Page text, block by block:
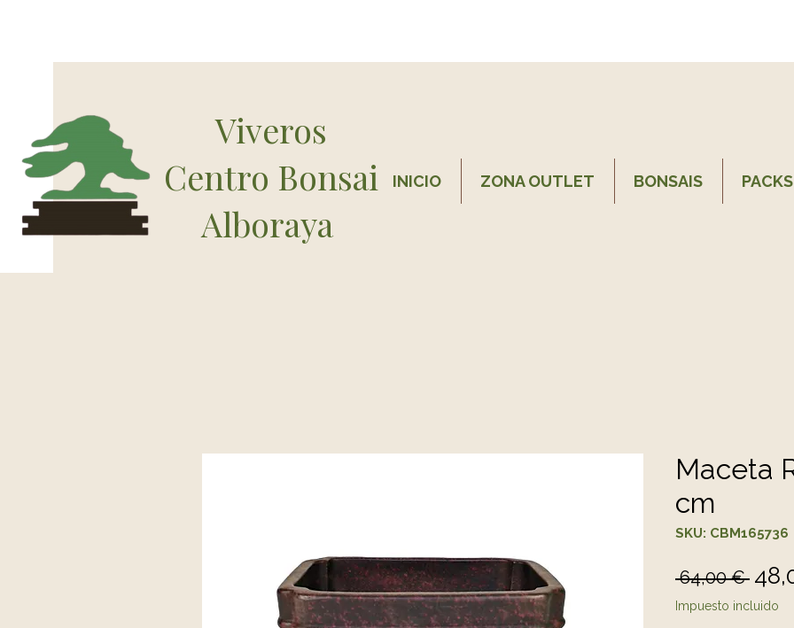
Viveros
Centro Bonsai
Alboraya
INICIO ZONA OUTLET BONSAIS
Maceta
cm
SKU: CBM165736
64,00 €
Impuesto incluido